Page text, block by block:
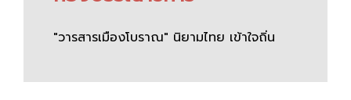
"วารสารเมืองโบราณ" นิยามไทย เข้าใจถิ่น